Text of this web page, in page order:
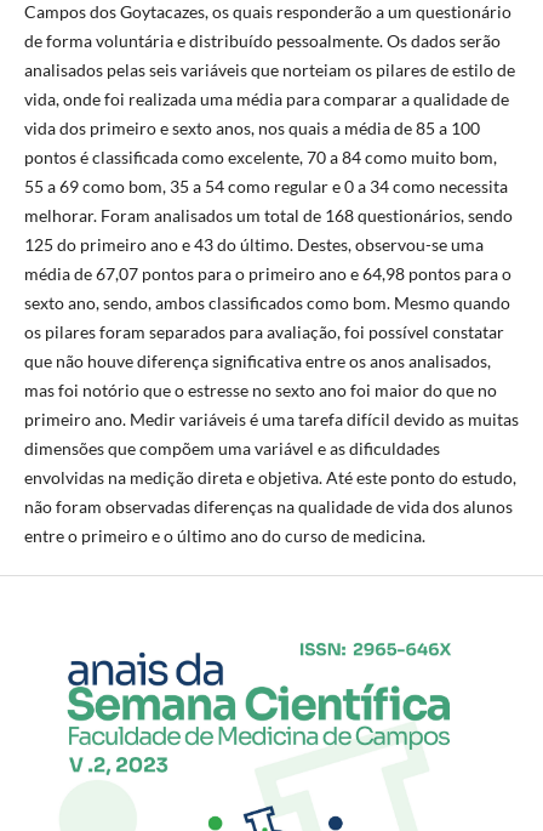
Campos dos Goytacazes, os quais responderão a um questionário
de forma voluntária e distribuído pessoalmente. Os dados serão
analisados pelas seis variáveis que norteiam os pilares de estilo de
vida, onde foi realizada uma média para comparar a qualidade de
vida dos primeiro e sexto anos, nos quais a média de 85 a 100
pontos é classificada como excelente, 70 a 84 como muito bom,
55 a 69 como bom, 35 a 54 como regular e 0 a 34 como necessita
melhorar. Foram analisados um total de 168 questionários, sendo
125 do primeiro ano e 43 do último. Destes, observou-se uma
média de 67,07 pontos para o primeiro ano e 64,98 pontos para o
sexto ano, sendo, ambos classificados como bom. Mesmo quando
os pilares foram separados para avaliação, foi possível constatar
que não houve diferença significativa entre os anos analisados,
mas foi notório que o estresse no sexto ano foi maior do que no
primeiro ano. Medir variáveis é uma tarefa difícil devido as muitas
dimensões que compõem uma variável e as dificuldades
envolvidas na medição direta e objetiva. Até este ponto do estudo,
não foram observadas diferenças na qualidade de vida dos alunos
entre o primeiro e o último ano do curso de medicina.